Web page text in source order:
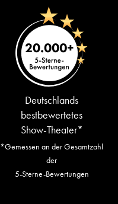
Deutschlands
bestbewertetes
Show-Theater*
*Gemessen an der Gesamtzahl
der
5-Sterne-Bewertungen